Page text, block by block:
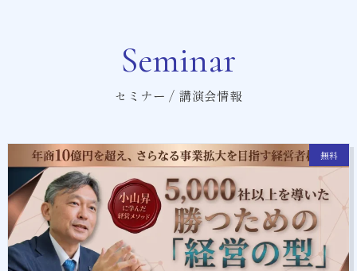
Seminar
セミナー / 講演会情報
無料